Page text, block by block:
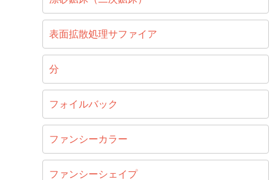
表面拡散処理サファイア
分
フォイルバック
ファンシーカラー
ファンシーシェイプ